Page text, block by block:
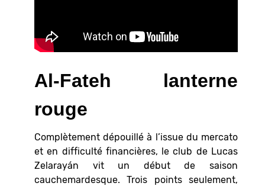
Al-Fateh lanterne
rouge
Complètement dépouillé à l’issue du mercato
et en difficulté financières, le club de Lucas
Zelarayán vit un début de saison
cauchemardesque. Trois points seulement,